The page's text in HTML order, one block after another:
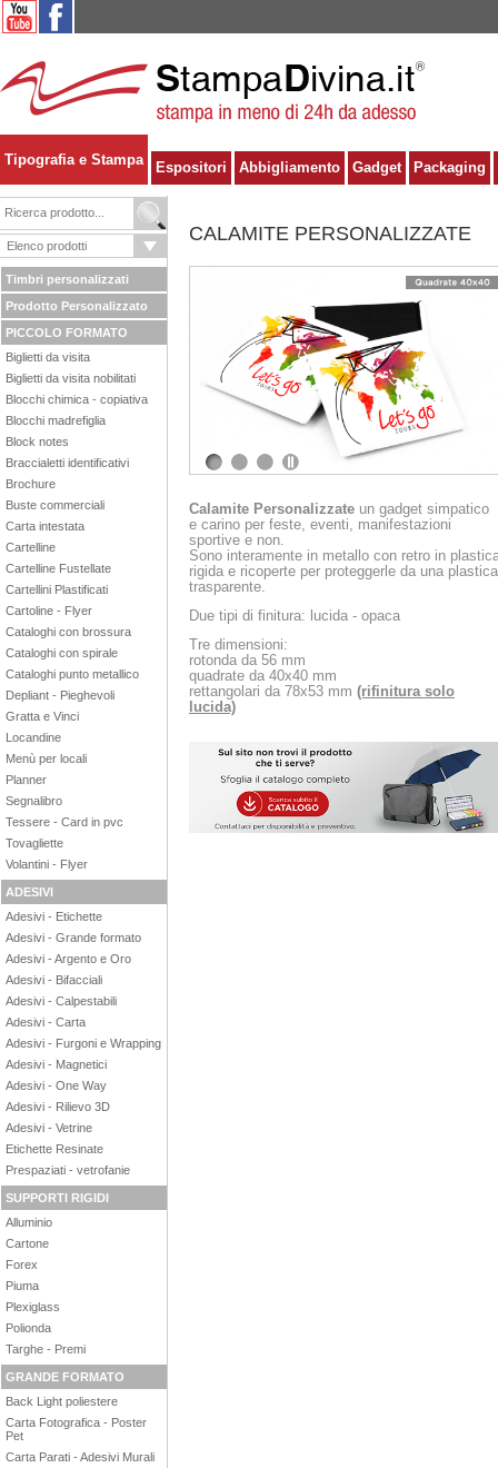
Tipografia e Stampa Espositori Abbigliamento Gadget Packaging
Timbri personalizzati
Prodotto Personalizzato
PICCOLO FORMATO
Biglietti da visita
Biglietti da visita nobilitati
Blocchi chimica - copiativa
Blocchi madrefiglia
Block notes
Braccialetti identificativi
Brochure
Buste commerciali
Carta intestata
Cartelline
Cartelline Fustellate
Cartellini Plastificati
Cartoline - Flyer
Cataloghi con brossura
Cataloghi con spirale
Cataloghi punto metallico
Depliant - Pieghevoli
Gratta e Vinci
Locandine
Menù per locali
Planner
Segnalibro
Tessere - Card in pvc
Tovagliette
Volantini - Flyer
ADESIVI
Adesivi - Etichette
Adesivi - Grande formato
Adesivi - Argento e Oro
Adesivi - Bifacciali
Adesivi - Calpestabili
Adesivi - Carta
Adesivi - Furgoni e Wrapping
Adesivi - Magnetici
Adesivi - One Way
Adesivi - Rilievo 3D
Adesivi - Vetrine
Etichette Resinate
Prespaziati - vetrofanie
SUPPORTI RIGIDI
Alluminio
Cartone
Forex
Piuma
Plexiglass
Polionda
Targhe - Premi
GRANDE FORMATO
Back Light poliestere
Carta Fotografica - Poster
Pet
Carta Parati - Adesivi Murali
CALAMITE PERSONALIZZATE
Calamite Personalizzate un gadget simpatico
e carino per feste, eventi, manifestazioni
sportive e non.
Sono interamente in metallo con retro in
rigida e ricoperte per proteggerle da una plastica
trasparente.
Due tipi di finitura: lucida - opaca
Tre dimensioni:
rotonda da 56 mm
quadrate da 40x40 mm
rettangolari da 78x53 mm (rifinitura solo
lucida)